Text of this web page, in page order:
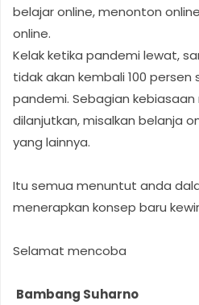
belajar online, menonton
online.
Kelak ketika pandemi lewat,
tidak akan kembali 100
pandemi. Sebagian
dilanjutkan, misalkan belanja
yang lainnya.
Itu semua menuntut anda
menerapkan konsep baru
Selamat mencoba
Bambang Suharno